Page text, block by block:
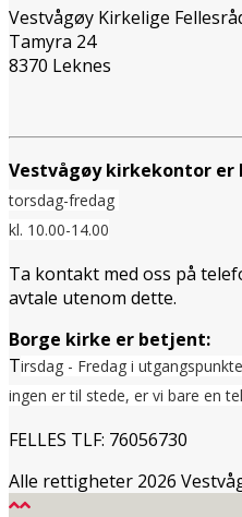
Vestvågøy Kirkelige
Tamyra 24
8370 Leknes
Vestvågøy kirkekontor
torsdag-fredag
kl. 10.00-14.00
Ta kontakt med oss på
avtale utenom dette.
Borge kirke er betjent:
Tirsdag - Fredag i
ingen er til stede, er vi bare en
FELLES TLF: 76056730
Alle rettigheter 2026